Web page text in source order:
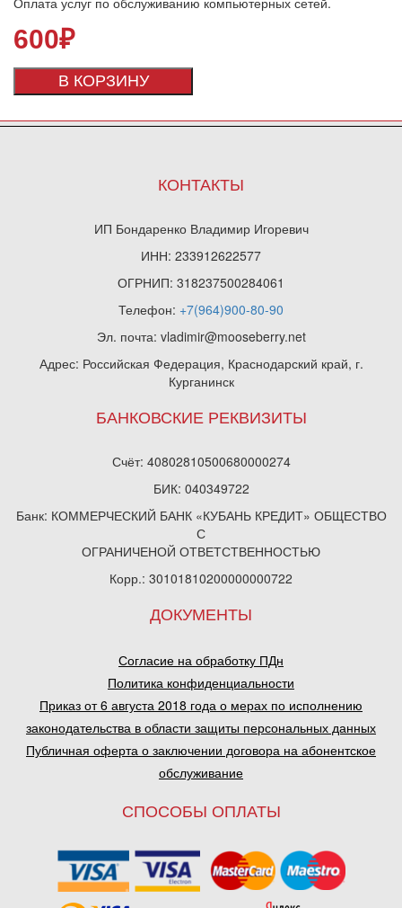
600₽
В КОРЗИНУ
КОНТАКТЫ
ИП Бондаренко Владимир Игоревич
ИНН: 233912622577
ОГРНИП: 318237500284061
Телефон: +7(964)900-80-90
Эл. почта: vladimir@mooseberry.net
Адрес: Российская Федерация, Краснодарский край, г.
Курганинск
БАНКОВСКИЕ РЕКВИЗИТЫ
Счёт: 40802810500680000274
БИК: 040349722
Банк: КОММЕРЧЕСКИЙ БАНК «КУБАНЬ КРЕДИТ» ОБЩЕСТВО
С
ОГРАНИЧЕНОЙ ОТВЕТСТВЕННОСТЬЮ
Корр.: 30101810200000000722
ДОКУМЕНТЫ
Согласие на обработку ПДн
Политика конфиденциальности
Приказ от 6 августа 2018 года о мерах по исполнению
законодательства в области защиты персональных данных
Публичная оферта о заключении договора на абонентское
обслуживание
СПОСОБЫ ОПЛАТЫ